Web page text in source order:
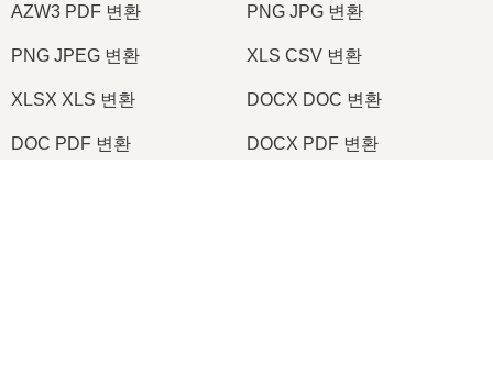
AZW3 PDF 변환 PNG JPG 변환
PNG JPEG 변환 XLS CSV 변환
XLSX XLS 변환 DOCX DOC 변환
DOC PDF 변환 DOCX PDF 변환